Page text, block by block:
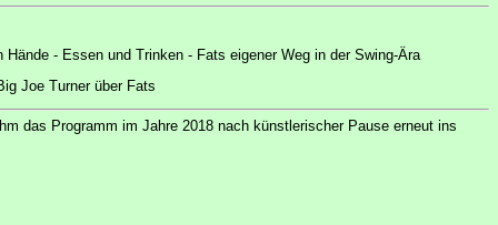
- Essen und Trinken - Fats eigener Weg in der Swing-Ära
Joe Turner über Fats
das Programm im Jahre 2018 nach künstlerischer Pause erneut ins